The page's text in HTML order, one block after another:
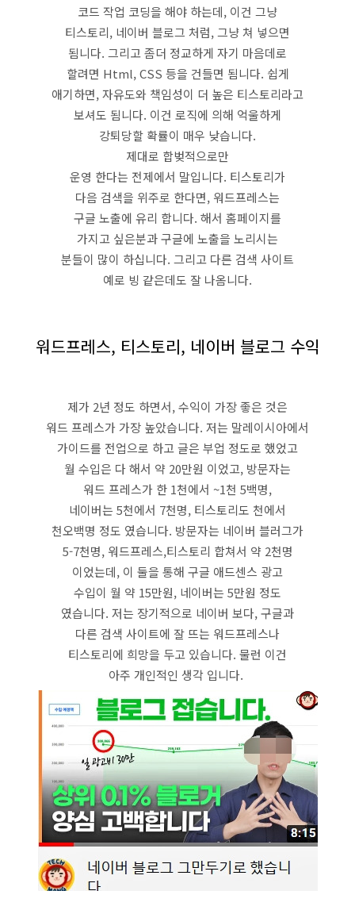
코드 작업 코딩을 해야 하는데, 이건 그냥
티스토리, 네이버 블로그 처럼, 그냥 쳐 넣으면
됨니다. 그리고 좀더 정교하게 자기 마음데로
할려면 Html, CSS 등을 건들면 됨니다. 쉽게
애기하면, 자유도와 책임성이 더 높은 티스토리라고
보셔도 됨니다. 이건 로직에 의해 억울하게
강퇴당할 확률이 매우 낮습니다.
제대로 합벚적으로만
운영 한다는 전제에서 말입니다. 티스토리가
다음 검색을 위주로 한다면, 워드프레스는
구글 노출에 유리 합니다. 해서 홈페이지를
가지고 싶은분과 구글에 노출을 노리시는
분들이 많이 하십니다. 그리고 다른 검색 사이트
예로 빙 같은데도 잘 나옴니다.
워드프레스, 티스토리, 네이버 블로그 수익
제가 2년 정도 하면서, 수익이 가장 좋은 것은
워드 프레스가 가장 높았습니다. 저는 말레이시아에서
가이드를 전업으로 하고 글은 부업 정도로 했었고
월 수입은 다 해서 약 20만원 이었고, 방문자는
워드 프레스가 한 1천에서 ~1천 5백명,
네이버는 5천에서 7천명, 티스토리도 천에서
천오백명 정도 였습니다. 방문자는 네이버 블러그가
5-7천명, 워드프레스,티스토리 합쳐서 약 2천명
이었는데, 이 둘을 통해 구글 애드센스 광고
수입이 월 약 15만원, 네이버는 5만원 정도
였습니다. 저는 장기적으로 네이버 보다, 구글과
다른 검색 사이트에 잘 뜨는 워드프레스나
티스토리에 희망을 두고 있습니다. 물런 이건
아주 개인적인 생각 입니다.